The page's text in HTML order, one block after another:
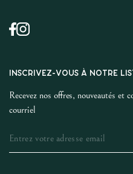
INSCRIVEZ-VOUS À NOTRE
Recevez nos offres, nouveautés et
courriel